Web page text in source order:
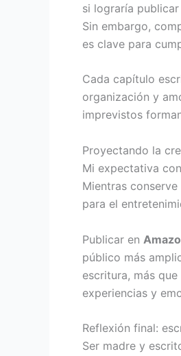
si lograría
Sin embargo,
es clave para
Cada capítulo
organización y
imprevistos
Proyectando la
Mi expectativa
Mientras
para el
Publicar en
público más
escritura, más
experiencias y
Reflexión final:
Ser madre y